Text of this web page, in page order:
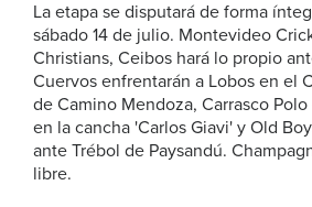
La etapa se disputará de forma
sábado 14 de julio. Montevideo
Christians, Ceibos hará lo propio
Cuervos enfrentarán a Lobos en el
de Camino Mendoza, Carrasco Polo
en la cancha 'Carlos Giavi' y Old
ante Trébol de Paysandú.
libre.